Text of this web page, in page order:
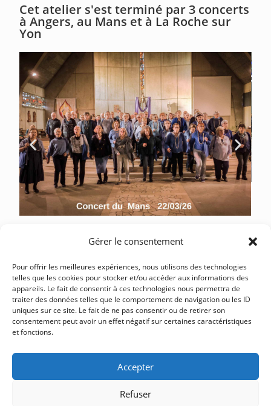
Gérer le consentement
Pour offrir les meilleures expériences, nous utilisons des technologies
telles que les cookies pour stocker et/ou accéder aux informations des
appareils. Le fait de consentir à ces technologies nous permettra de
traiter des données telles que le comportement de navigation ou les ID
uniques sur ce site. Le fait de ne pas consentir ou de retirer son
consentement peut avoir un effet négatif sur certaines caractéristiques
et fonctions.
Accepter
Refuser
Cet atelier s'est terminé par 3 concerts
à Angers, au Mans et à La Roche sur
Yon